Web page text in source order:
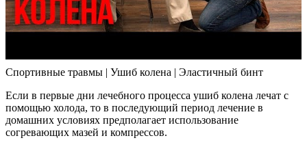
Спортивные травмы | Ушиб колена | Эластичный бинт
Если в первые дни лечебного процесса ушиб колена лечат с
помощью холода, то в последующий период лечение в
домашних условиях предполагает использование
согревающих мазей и компрессов.